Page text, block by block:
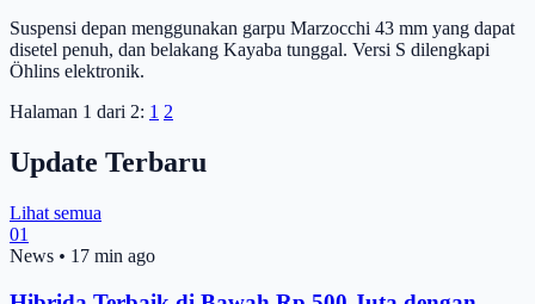
Suspensi depan menggunakan garpu Marzocchi 43 mm yang dapat
disetel penuh, dan belakang Kayaba tunggal. Versi S dilengkapi
Öhlins elektronik.
Halaman 1 dari 2: 1 2
Update Terbaru
Lihat semua
01
News • 17 min ago